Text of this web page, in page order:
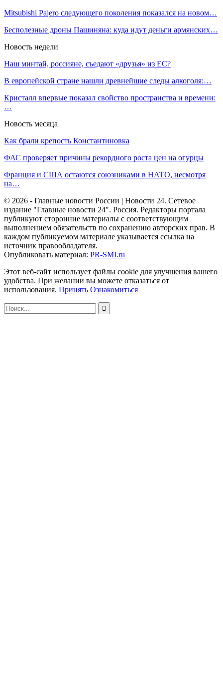
Mitsubishi Pajero следующего поколения показался на новом…
Бесполезные дроны Пашиняна: куда идут деньги армянских…
Новость недели
Наш минтай, россияне, съедают «друзья» из ЕС?
В европейской стране нашли древнейшие следы алкоголя:…
Кристалл впервые показал свойство пространства и времени:
…
Новость месяца
Как брали крепость Константиновка
ФАС проверяет причины рекордного роста цен на огурцы
Франция и США остаются союзниками в НАТО, несмотря
на…
© 2026 - Главные новости России | Новости 24. Сетевое
издание "Главные новости 24". Россия. Редакторы портала
публикуют сторонние материалы с соответствующим
выполнением обязательств по сохранению авторских прав. В
каждом публикуемом материале указывается ссылка на
источник правообладателя.
Опубликовать материал: PR-SMI.ru
Этот веб-сайт использует файлы cookie для улучшения вашего
удобства. При желании вы можете отказаться от
использования. Принять Ознакомиться